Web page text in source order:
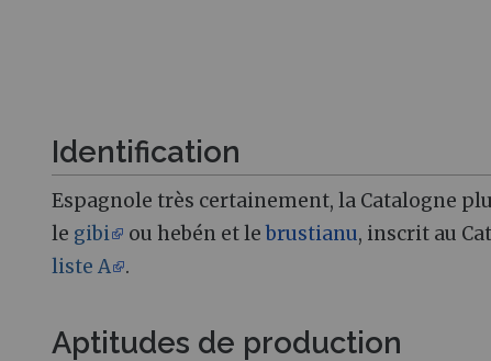
Identification
Espagnole très certainement, la Catalogne
le gibi ou hebén et lebrustianu, inscrit au
liste A
.
Aptitudes de production